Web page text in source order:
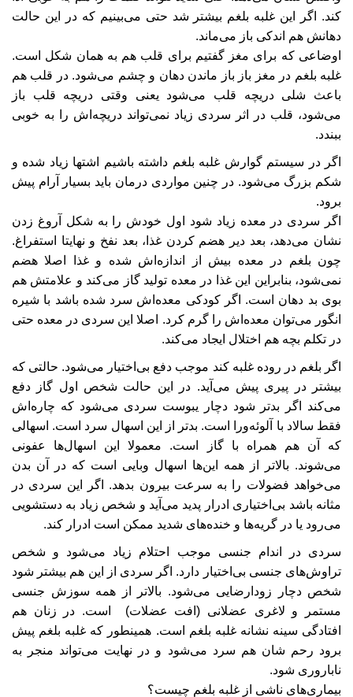
کند. اگر این غلبه بلغم بیشتر شد حتی می‌بینیم که در این حالت
دهانش هم اندکی باز می‌ماند.
اوضاعی که برای مغز گفتیم برای قلب هم به همان شکل است.
غلبه بلغم در مغز باز باز ماندن دهان و چشم می‌شود. در قلب هم
باعث شلی دریچه قلب می‌شود یعنی وقتی دریچه قلب باز
می‌شود، قلب در اثر سردی زیاد نمی‌تواند دریچه‌اش را به خوبی
ببندد.
اگر در سیستم گوارش غلبه بلغم داشته باشیم اشتها زیاد شده و
شکم بزرگ می‌شود. در چنین مواردی درمان باید بسیار آرام پیش
برود.
اگر سردی در معده زیاد شود اول خودش را به شکل آروغ زدن
نشان می‌دهد، بعد دیر هضم کردن غذا، بعد نفخ و نهایتا استفراغ.
چون بلغم در معده بیش از اندازه‌اش شده و غذا اصلا هضم
نمی‌شود، بنابراین این غذا در معده تولید گاز می‌کند و علامتش هم
بوی بد دهان است. اگر کودکی معده‌اش سرد شده باشد با شیره
انگور می‌توان معده‌اش را گرم کرد. اصلا این سردی در معده حتی
در تکلم بچه هم اختلال ایجاد می‌کند.
اگر بلغم در روده غلبه کند موجب دفع بی‌اختیار می‌شود. حالتی که
بیشتر در پیری پیش می‌آید. در این حالت شخص اول گاز دفع
می‌کند اگر بدتر شود دچار یبوست سردی می‌شود که چاره‌اش
فقط سالاد با آلوئه‌ورا است. بدتر از این اسهال سرد است. اسهالی
که آن هم همراه با گاز است. معمولا این اسهال‌ها عفونی
می‌شوند. بالاتر از همه این‌ها اسهال وبایی است که در آن بدن
می‌خواهد فضولات را به سرعت بیرون بدهد. اگر این سردی در
مثانه باشد بی‌اختیاری ادرار پدید می‌آید و شخص زیاد به دستشویی
می‌رود یا در گریه‌ها و خنده‌های شدید ممکن است ادرار کند.
سردی در اندام جنسی موجب احتلام زیاد می‌شود و شخص
تراوش‌های جنسی بی‌اختیار دارد. اگر سردی از این هم بیشتر شود
شخص دچار زودارضایی می‌شود. بالاتر از همه سوزش جنسی
مستمر و لاغری عضلانی (افت عضلات) است. در زنان هم
افتادگی سینه نشانه غلبه بلغم است. همینطور که غلبه بلغم پیش
برود رحم‌ شان هم سرد می‌شود و در نهایت می‌تواند منجر به
ناباروری شود.
بیماری‌های ناشی از غلبه بلغم چیست؟